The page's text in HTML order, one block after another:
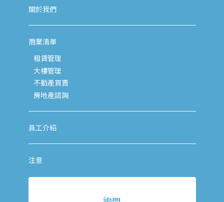
關於我們
商業清單
租賃管理
大樓管理
不動產買賣
房地產諮詢
員工介紹
注意